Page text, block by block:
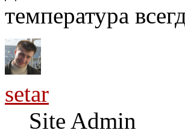
температура
setar
Site Admin